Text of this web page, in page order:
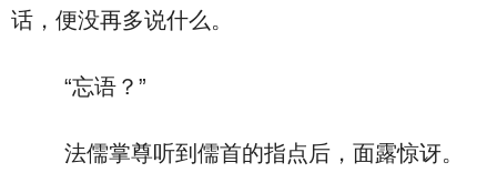
话，便没再多说什么。
“忘语？”
法儒掌尊听到儒首的指点后，面露惊讶。